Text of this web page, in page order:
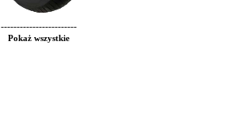
------------------------
Pokaż wszystkie